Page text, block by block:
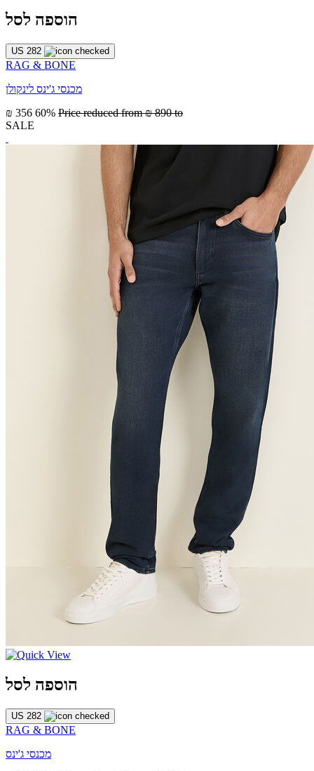
הוספה לסל
US 282
RAG & BONE
מכנסי ג'ינס לינקולן
₪ 356 60% Price reduced from₪ 890 to
SALE
הוספה לסל
US 282
RAG & BONE
מכנסי ג'ינס